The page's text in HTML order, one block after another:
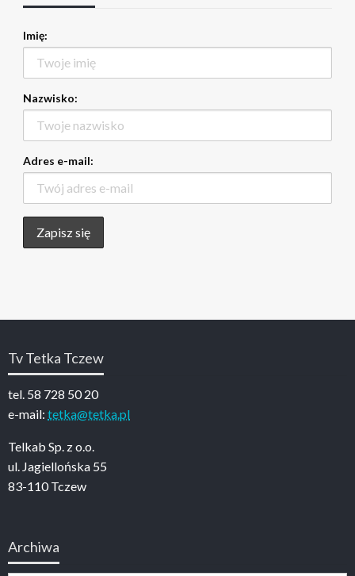
Imię:
Nazwisko:
Adres e-mail:
Tv Tetka Tczew
tel. 58 728 50 20
e-mail: tetka@tetka.pl
Telkab Sp. z o.o.
ul. Jagiellońska 55
83-110 Tczew
Archiwa